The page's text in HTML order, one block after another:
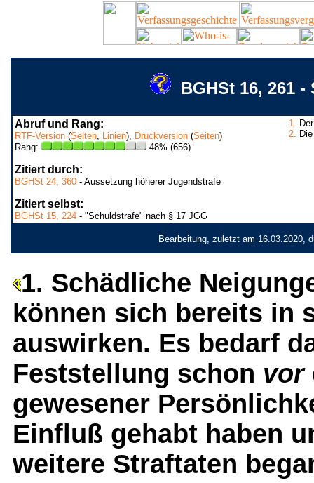
BGHSt 16, 261
Abruf und Rang:
RTF-Version (Seiten, Linien), Druckversion (Seiten)
Rang:
48% (656)
Zitiert durch:
BGHSt 24, 360 - Aussetzung höherer Jugendstrafe
Zitiert selbst:
BGHSt 15, 224 - "Schuldstrafe" nach § 17 JGG
1.
2.
Bearbeitung, zuletzt am 16.03.2020,
1. Schädliche
können sich bereits in
auswirken. Es bedarf
Feststellung schon vor
gewesener
Einfluß gehabt haben
weitere Straftaten